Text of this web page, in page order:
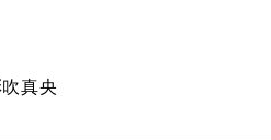
真央